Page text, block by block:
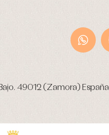
49012 (Zamora) España